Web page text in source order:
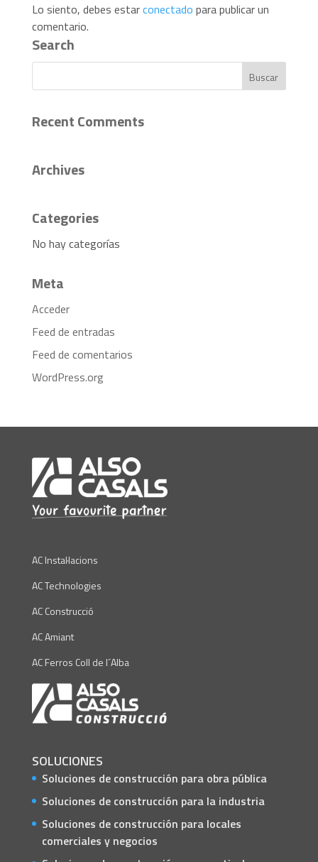
Lo siento, debes estarconectado para publicar un
comentario.
Search
Recent Comments
Archives
Categories
No hay categorías
Meta
Acceder
Feed de entradas
Feed de comentarios
WordPress.org
AC Instal·lacions
AC Technologies
AC Construcció
AC Amiant
AC Ferros Coll de l´Alba
SOLUCIONES
Soluciones de construcción para obra pública
Soluciones de construcción para la industria
Soluciones de construcción para locales
comerciales y negocios